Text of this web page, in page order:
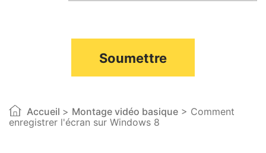
Soumettre
Accueil > Montage vidéo basique > Comment
enregistrer l'écran sur Windows 8